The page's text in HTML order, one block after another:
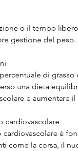
gestione del peso.
di
una dieta
e aumentare
cardiovascolare
cardiovascolare è
come la corsa, il